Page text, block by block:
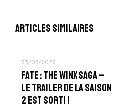
Articles similaires
23/08/2022
Fate : The Winx Saga –
Le Trailer de la Saison
2 est sorti !